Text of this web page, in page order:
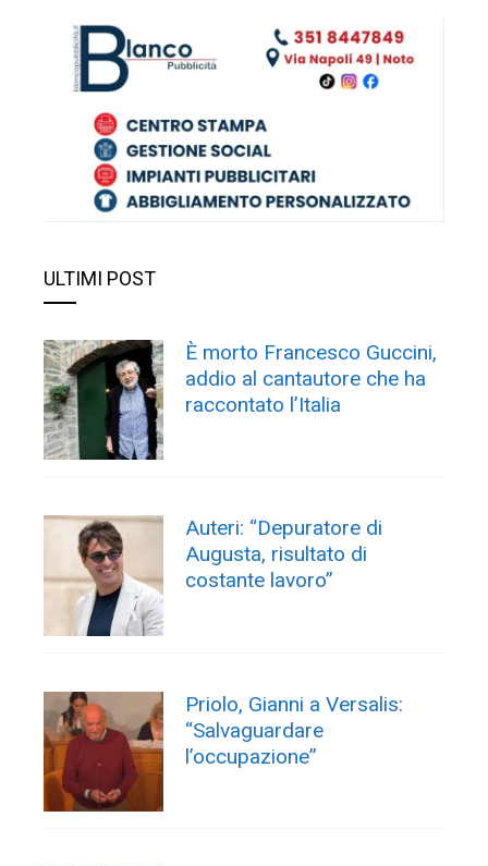
ULTIMI POST
È morto Francesco Guccini,
addio al cantautore che ha
raccontato l’Italia
Auteri: “Depuratore di
Augusta, risultato di
costante lavoro”
Priolo, Gianni a Versalis:
“Salvaguardare
l’occupazione”